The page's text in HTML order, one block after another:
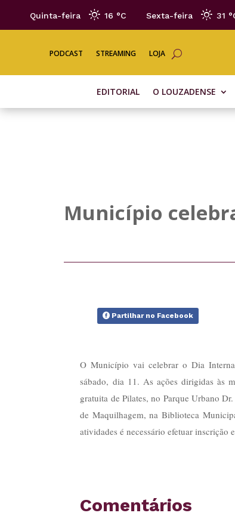
Quinta-feira 16 °C Sexta-feira 31 °
PODCAST STREAMING LOJA
EDITORIAL O LOUZADENSE
Município
Partilhar no Facebook
O Município vai celebrar o Dia
sábado, dia 11. As ações dirigidas às
gratuita de Pilates, no Parque Urbano
de Maquilhagem, na Biblioteca
atividades é necessário efetuar inscrição
Comentários